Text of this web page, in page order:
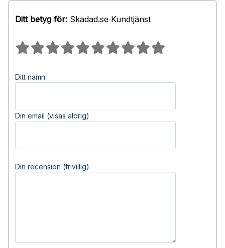
Ditt betyg för: Skadad.se Kundtjänst
Ditt namn
Din email (visas aldrig)
Din recension (frivillig)